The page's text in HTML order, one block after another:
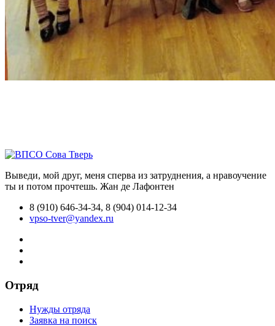
Выведи, мой друг, меня сперва из затруднения, а нравоучение
ты и потом прочтешь. Жан де Лафонтен
8 (910) 646-34-34, 8 (904) 014-12-34
vpso-tver@yandex.ru
Отряд
Нужды отряда
Заявка на поиск